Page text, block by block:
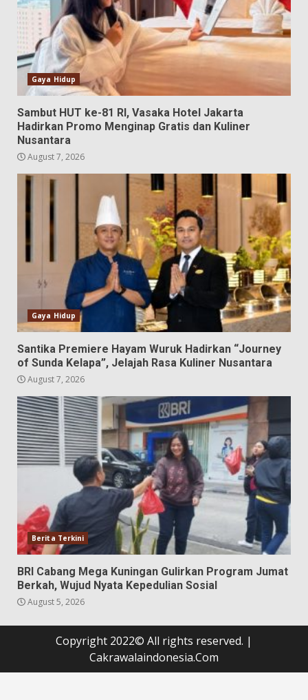
Gaya Hidup
Sambut HUT ke-81 RI, Vasaka Hotel Jakarta
Hadirkan Promo Menginap Gratis dan Kuliner
Nusantara
August 7, 2026
Gaya Hidup
Santika Premiere Hayam Wuruk Hadirkan “Journey
of Sunda Kelapa”, Jelajah Rasa Kuliner Nusantara
August 7, 2026
Berita Terkini
BRI Cabang Mega Kuningan Gulirkan Program Jumat
Berkah, Wujud Nyata Kepedulian Sosial
August 5, 2026
Copyright 2022© All rights reserved. |
Cakrawalaindonesia.Com